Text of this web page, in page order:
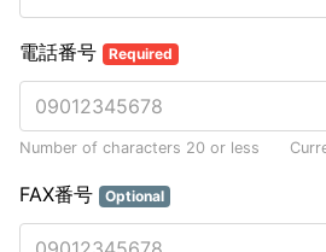
電話番号 Required
Number of characters 20 or less
FAX番号 Optional